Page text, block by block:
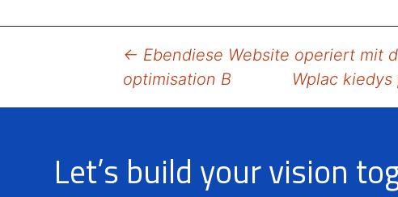
navigation
← Ebendiese Website operiert mit
optimisation B
Wplac
Let’s build your vision